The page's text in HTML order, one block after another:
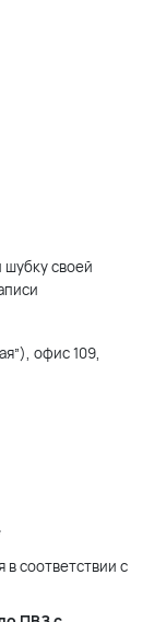
своей
офис 109,
соответствии с